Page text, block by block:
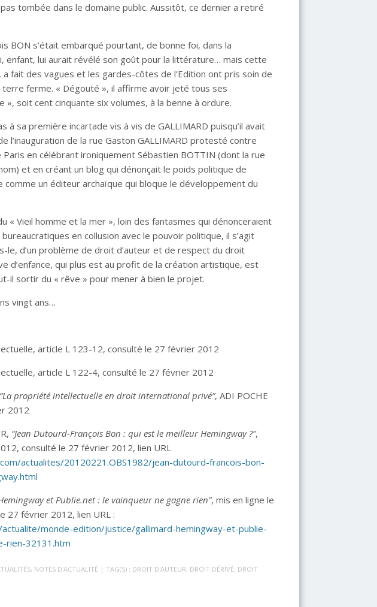
tombée dans le domaine public. Aussitôt, ce dernier a retiré
BON s’était embarqué pourtant, de bonne foi, dans la
enfant, lui aurait révélé son goût pour la littérature… mais cette
fait des vagues et les gardes-côtes de l’Edition ont pris soin de
terre ferme. « Dégouté », il affirme avoir jeté tous ses
», soit cent cinquante six volumes, à la benne à ordure.
à sa première incartade vis à vis de GALLIMARD puisqu’il avait
l’inauguration de la rue Gaston GALLIMARD protesté contre
en célébrant ironiquement Sébastien BOTTIN (dont la rue
et en créant un blog qui dénonçait le poids politique de
comme un éditeur archaïque qui bloque le développement du
« Vieil homme et la mer », loin des fantasmes qui dénonceraient
en collusion avec le pouvoir politique, il s’agit
le, d’un problème de droit d’auteur et de respect du droit
d’enfance, qui plus est au profit de la création artistique, est
il sortir du « rêve » pour mener à bien le projet.
vingt ans…
article L 123-12, consulté le 27 février 2012
article L 122-4, consulté le 27 février 2012
“La propriété intellectuelle en droit international privé”, ADI POCHE
2012
“Jean Dutourd-François Bon : qui est le meilleur Hemingway ?”,
consulté le 27 février 2012, lien URL
actualites/20120221.OBS1982/jean-dutourd-francois-bon-
et Publie.net : le vainqueur ne gagne rien”, mis en ligne le
27 février 2012, lien URL :
monde-edition/justice/gallimard-hemingway-et-publie-
rien-32131.htm
, NOTES D'ACTUALITÉ | TAG(S) : DROIT D'AUTEUR, DROIT DÉRIVÉ, DROIT